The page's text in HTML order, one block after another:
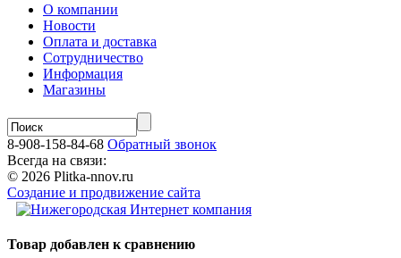
О компании
Новости
Оплата и доставка
Сотрудничество
Информация
Магазины
8-908-158-84-68 Обратный звонок
Всегда на связи:
© 2026 Plitka-nnov.ru
Создание и продвижение сайта
Товар добавлен к сравнению